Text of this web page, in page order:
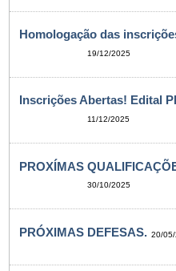
Homologação das
19/12/2025
Inscrições Abertas! Edital
11/12/2025
PROXÍMAS
30/10/2025
PRÓXIMAS DEFESAS. 20/